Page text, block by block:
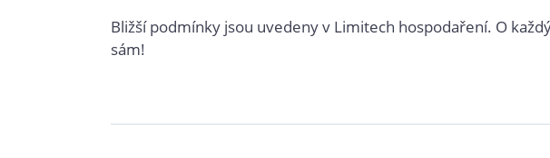
Bližší podmínky jsou uvedeny v Limitech hospodaření. O
sám!